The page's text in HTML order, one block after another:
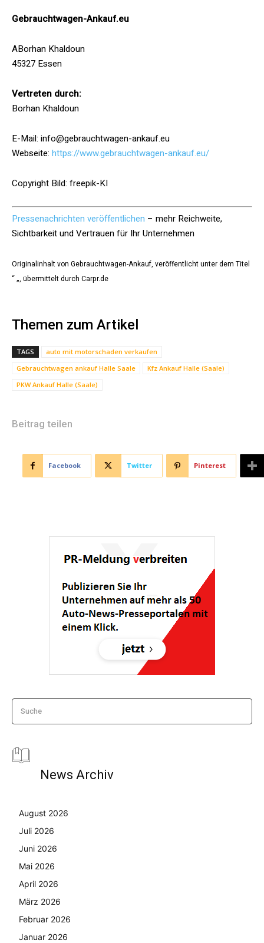
Gebrauchtwagen-Ankauf.eu
ABorhan Khaldoun
45327 Essen
Vertreten durch:
Borhan Khaldoun
E-Mail: info@gebrauchtwagen-ankauf.eu
Webseite: https://www.gebrauchtwagen-ankauf.eu/
Copyright Bild: freepik-KI
Pressenachrichten veröffentlichen – mehr Reichweite,
Sichtbarkeit und Vertrauen für Ihr Unternehmen
Originalinhalt von Gebrauchtwagen-Ankauf, veröffentlicht unter dem Titel
“ „, übermittelt durch Carpr.de
Themen zum Artikel
TAGS
auto mit motorschaden verkaufen
Gebrauchtwagen ankauf Halle Saale
Kfz Ankauf Halle (Saale)
PKW Ankauf Halle (Saale)
Beitrag teilen
Facebook Twitter Pinterest
Suche
News Archiv
August 2026
Juli 2026
Juni 2026
Mai 2026
April 2026
März 2026
Februar 2026
Januar 2026